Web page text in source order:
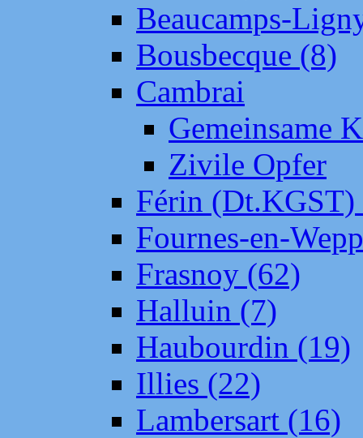
Beaucamps-
Bousbecque (8)
Cambrai
Gemeinsame
Zivile Opfer
Férin (Dt.KGST)
Fournes-en-
Frasnoy (62)
Halluin (7)
Haubourdin (19)
Illies (22)
Lambersart (16)